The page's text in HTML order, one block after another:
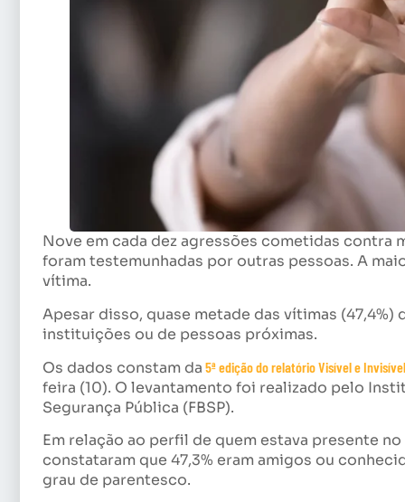
Nove em cada dez agressões cometidas contra
foram testemunhadas por outras pessoas. A
vítima.
Apesar disso, quase metade das vítimas
instituições ou de pessoas próximas.
Os dados constam da 5ª edição do relatório Visível e
feira (10). O levantamento foi realizado pelo
Segurança Pública (FBSP).
Em relação ao perfil de quem estava presente
constataram que 47,3% eram amigos ou
grau de parentesco.